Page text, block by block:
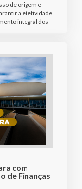
de origem e
a efetividade
integral dos
com
de Finanças